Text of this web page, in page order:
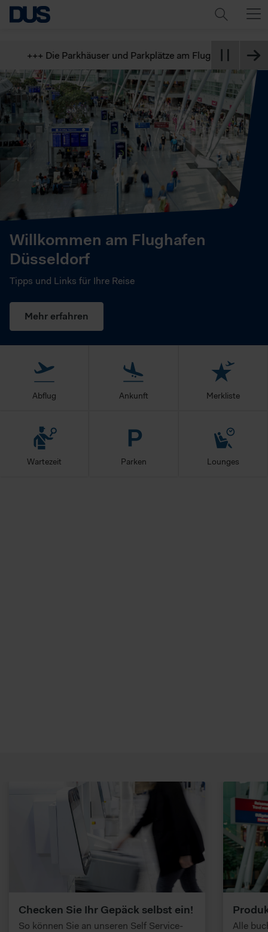
+++ Die Parkhäuser und Parkplätze am Flughafen sind
Willkommen am Flughafen
Düsseldorf
Tipps und Links für Ihre Reise
Mehr erfahren
Abflug Ankunft Merkliste
Wartezeit Parken Lounges
Checken Sie Ihr Gepäck selbst ein!
So können Sie an unseren Self Service-
Alle